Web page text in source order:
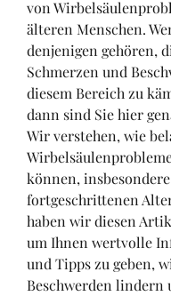
von
älteren Menschen.
denjenigen gehören,
Schmerzen und
diesem Bereich zu
dann sind Sie hier
Wir verstehen, wie
können,
fortgeschrittenen
haben wir diesen
um Ihnen wertvolle
und Tipps zu geben,
Beschwerden lindern